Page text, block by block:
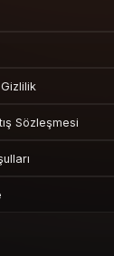
Sözleşmesi